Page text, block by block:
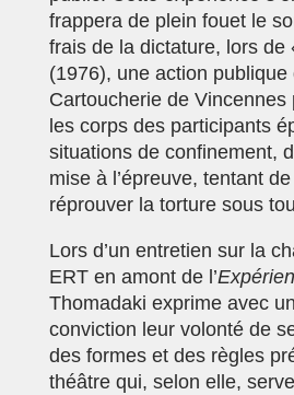
frappera de plein fouet le
frais de la dictature, lors de
(1976), une action publique
Cartoucherie de Vincennes
les corps des participants
situations de confinement,
mise à l’épreuve, tentant
réprouver la torture sous
Lors d’un entretien sur la
ERT en amont de l’
Thomadaki exprime avec
conviction leur volonté de
des formes et des règles
théâtre qui, selon elle,